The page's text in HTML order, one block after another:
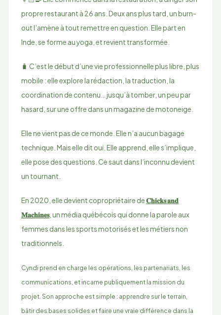
propre restaurant à 26 ans. Deux ans plus tard, un burn-
out l’amène à tout remettre en question. Elle part en
Inde, se forme au yoga, et revient transformée.
🧳 C’est le début d’une vie professionnelle plus libre, plus
mobile : elle explore la rédaction, la traduction, la
coordination de contenu… jusqu’à tomber, un peu par
hasard, sur une offre dans un magazine de motoneige.
Elle ne vient pas de ce monde. Elle n’a aucun bagage
technique. Mais elle dit oui. Elle apprend, elle s’implique,
elle pose des questions. Ce saut dans l’inconnu devient
un tournant.
En 2020, elle devient copropriétaire de𝐂𝐡𝐢𝐜𝐤𝐬 𝐚𝐧𝐝
𝐌𝐚𝐜𝐡𝐢𝐧𝐞𝐬, un média québécois qui donne la parole aux
femmes dans les sports motorisés et les métiers non
traditionnels.
Cyndi prend en charge les opérations, les partenariats, les
communications, et incarne publiquement la mission du
projet. Son approche est simple : apprendre sur le terrain,
bâtir des bases solides et faire une vraie différence dans la